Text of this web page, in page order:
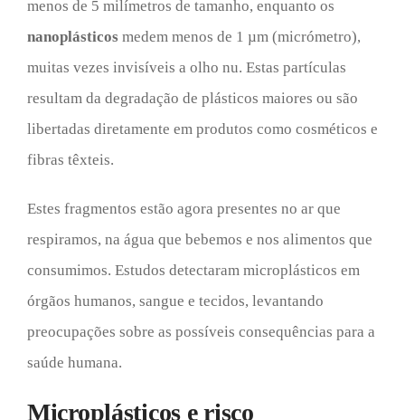
menos de 5 milímetros de tamanho, enquanto os
nanoplásticos medem menos de 1 µm (micrómetro),
muitas vezes invisíveis a olho nu. Estas partículas
resultam da degradação de plásticos maiores ou são
libertadas diretamente em produtos como cosméticos e
fibras têxteis.
Estes fragmentos estão agora presentes no ar que
respiramos, na água que bebemos e nos alimentos que
consumimos. Estudos detectaram microplásticos em
órgãos humanos, sangue e tecidos, levantando
preocupações sobre as possíveis consequências para a
saúde humana.
Microplásticos e risco